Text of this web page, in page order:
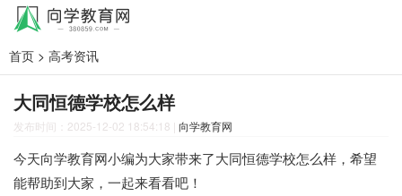
首页 > 高考资讯
大同恒德学校怎么样
发布时间：2025-12-02 18:54:18 | 向学教育网
今天向学教育网小编为大家带来了大同恒德学校怎么样，希望
能帮助到大家，一起来看看吧！